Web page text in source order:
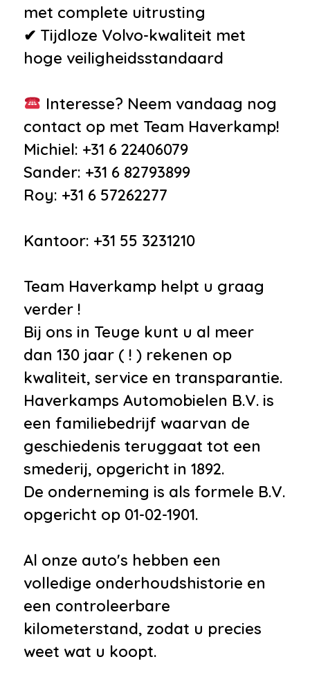
met complete uitrusting
✔ Tijdloze Volvo-kwaliteit met
hoge veiligheidsstandaard
Interesse? Neem vandaag nog
contact op met Team Haverkamp!
Michiel: +31 6 22406079
Sander: +31 6 82793899
Roy: +31 6 57262277
Kantoor: +31 55 3231210
Team Haverkamp helpt u graag
verder !
Bij ons in Teuge kunt u al meer
dan 130 jaar ( ! ) rekenen op
kwaliteit, service en transparantie.
Haverkamps Automobielen B.V. is
een familiebedrijf waarvan de
geschiedenis teruggaat tot een
smederij, opgericht in 1892.
De onderneming is als formele B.V.
opgericht op 01-02-1901.
Al onze auto's hebben een
volledige onderhoudshistorie en
een controleerbare
kilometerstand, zodat u precies
weet wat u koopt.